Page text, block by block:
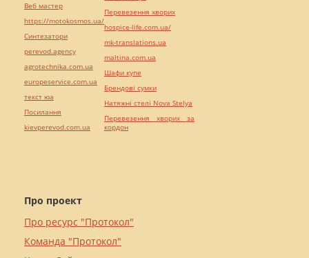
Про проект
Про ресурс "Протокол"
Команда "Протокол"
Веб мастер
https://motokosmos.ua/
Синтезатори
perevod.agency
agrotechnika.com.ua
europeservice.com.ua
текст юа
Посилання
kievperevod.com.ua
Перевезення хворих
hospice-life.com.ua/
mk-translations.ua
maltina.com.ua
Шафи купе
Брендові сумки
Натяжні стелі Nova Stelya
Перевезення хворих за
кордон